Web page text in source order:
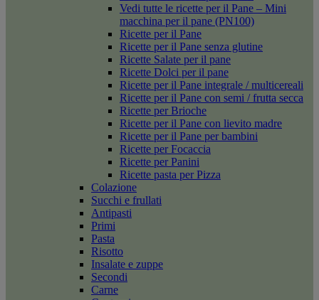
Vedi tutte le ricette per il Pane – Mini
macchina per il pane (PN100)
Ricette per il Pane
Ricette per il Pane senza glutine
Ricette Salate per il pane
Ricette Dolci per il pane
Ricette per il Pane integrale / multicereali
Ricette per il Pane con semi / frutta secca
Ricette per Brioche
Ricette per il Pane con lievito madre
Ricette per il Pane per bambini
Ricette per Focaccia
Ricette per Panini
Ricette pasta per Pizza
Colazione
Succhi e frullati
Antipasti
Primi
Pasta
Risotto
Insalate e zuppe
Secondi
Carne